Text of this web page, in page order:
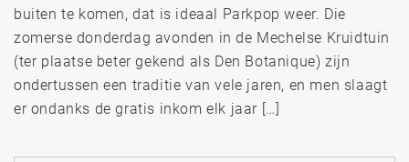
buiten te komen, dat is ideaal Parkpop weer. Die
zomerse donderdag avonden in de Mechelse Kruidtuin
(ter plaatse beter gekend als Den Botanique) zijn
ondertussen een traditie van vele jaren, en men slaagt
er ondanks de gratis inkom elk jaar […]